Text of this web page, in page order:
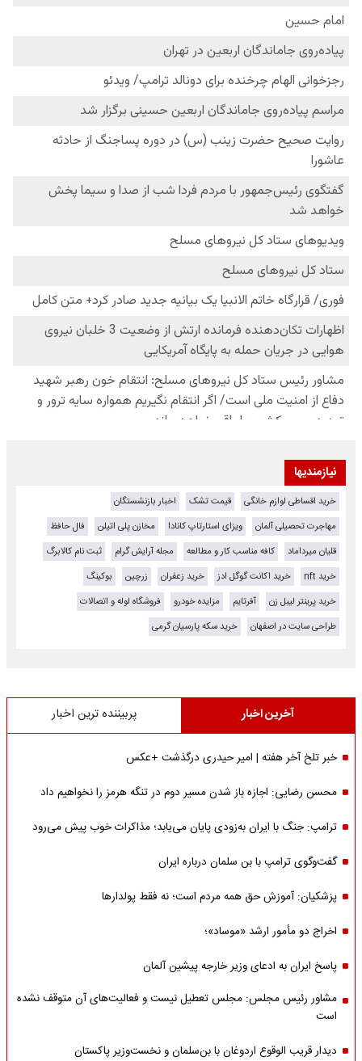
نیازمندیها
خرید اقساطی لوازم خانگی قیمت تشک
اخبار بازنشستگان
مهاجرت تحصیلی آلمان
ویزای استارتاپ کانادا مخازن پلی اتیلن
فال حافظ
قلیان میرداماد
کافه مناسب کار و مطالعه مجله آرایش گرام
ثبت نام کالابرگ
خرید nft
خرید اکانت گوگل ادز خرید زعفران زرچین
بوکینگ
خرید پرینتر لیبل زن
آفرتایم مزایده خودرو
فروشگاه لوله و اتصالات
طراحی سایت در اصفهان
خرید سکه پارسیان گرمی
آخرین اخبار پربیننده ترین اخبار
خبر تلخ آخر هفته | امیر حیدری درگذشت +عکس
محسن رضایی: اجازه باز شدن مسیر دوم در تنگه هرمز را نخواهیم داد
ترامپ: جنگ با ایران به‌زودی پایان می‌یابد؛ مذاکرات خوب پیش می‌رود
گفت‌وگوی ترامپ با بن سلمان درباره ایران
پزشکیان: آموزش حق همه مردم است؛ نه فقط پولدارها
اخراج دو مأمور ارشد «موساد»؛
پاسخ ایران به ادعای وزیر خارجه پیشین آلمان
مشاور رئیس مجلس: مجلس تعطیل نیست و فعالیت‌های آن متوقف نشده
است
دیدار قریب الوقوع اردوغان با بن‌سلمان و نخست‌وزیر پاکستان